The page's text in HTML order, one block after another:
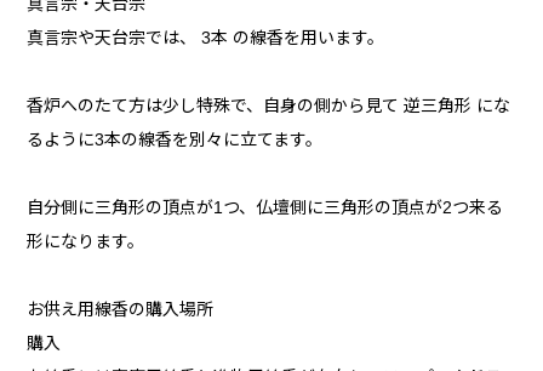
真言宗・天台宗
真言宗や天台宗では、 3本 の線香を用います。
香炉へのたて方は少し特殊で、自身の側から見て 逆三角形 にな
るように3本の線香を別々に立てます。
自分側に三角形の頂点が1つ、仏壇側に三角形の頂点が2つ来る
形になります。
お供え用線香の購入場所
購入